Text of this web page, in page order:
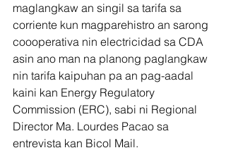
maglangkaw an singil sa tarifa sa
corriente kun magparehistro an sarong
coooperativa nin electricidad sa CDA
asin ano man na planong paglangkaw
nin tarifa kaipuhan pa an pag-aadal
kaini kan Energy Regulatory
Commission (ERC), sabi ni Regional
Director Ma. Lourdes Pacao sa
entrevista kan Bicol Mail.